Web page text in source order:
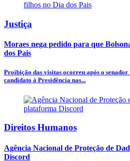
Justiça
Moraes nega pedido para que
dos Pais
Proibição das visitas ocorreu após o
candidato à Presidência nas...
Direitos Humanos
Agência Nacional de Proteção de
Discord